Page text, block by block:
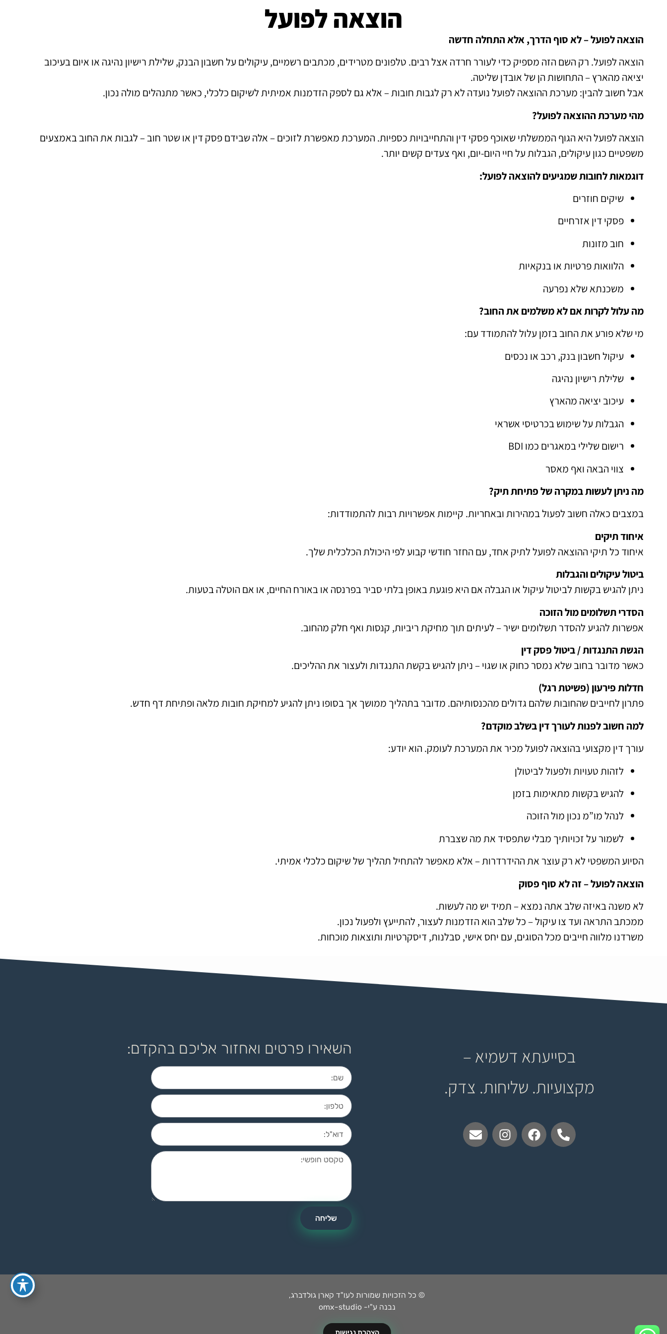
הוצאה לפועל
הוצאה לפועל – לא סוף הדרך, אלא התחלה חדשה
הוצאה לפועל. רק השם הזה מספיק כדי לעורר חרדה אצל רבים. טלפונים מטרידים, מכתבים רשמיים, עיקולים על חשבון הבנק, שלילת רישיון נהיגה או איום בעיכוב
יציאה מהארץ – התחושות הן של אובדן שליטה.
אבל חשוב להבין: מערכת ההוצאה לפועל נועדה לא רק לגבות חובות – אלא גם לספק הזדמנות אמיתית לשיקום כלכלי, כאשר מתנהלים מולה נכון.
מהי מערכת ההוצאה לפועל?
הוצאה לפועל היא הגוף הממשלתי שאוכף פסקי דין והתחייבויות כספיות. המערכת מאפשרת לזוכים – אלה שבידם פסק דין או שטר חוב – לגבות את החוב באמצעים
משפטיים כגון עיקולים, הגבלות על חיי היום-יום, ואף צעדים קשים יותר.
דוגמאות לחובות שמגיעים להוצאה לפועל:
שיקים חוזרים
פסקי דין אזרחיים
חוב מזונות
הלוואות פרטיות או בנקאיות
משכנתא שלא נפרעה
מה עלול לקרות אם לא משלמים את החוב?
מי שלא פורע את החוב בזמן עלול להתמודד עם:
עיקול חשבון בנק, רכב או נכסים
שלילת רישיון נהיגה
עיכוב יציאה מהארץ
הגבלות על שימוש בכרטיסי אשראי
רישום שלילי במאגרים כמו BDI
צווי הבאה ואף מאסר
מה ניתן לעשות במקרה של פתיחת תיק?
במצבים כאלה חשוב לפעול במהירות ובאחריות. קיימות אפשרויות רבות להתמודדות:
איחוד תיקים
איחוד כל תיקי ההוצאה לפועל לתיק אחד, עם החזר חודשי קבוע לפי היכולת הכלכלית שלך.
ביטול עיקולים והגבלות
ניתן להגיש בקשות לביטול עיקול או הגבלה אם היא פוגעת באופן בלתי סביר בפרנסה או באורח החיים, או אם הוטלה בטעות.
הסדרי תשלומים מול הזוכה
אפשרות להגיע להסדר תשלומים ישיר – לעיתים תוך מחיקת ריביות, קנסות ואף חלק מהחוב.
הגשת התנגדות / ביטול פסק דין
כאשר מדובר בחוב שלא נמסר כחוק או שגוי – ניתן להגיש בקשת התנגדות ולעצור את ההליכים.
חדלות פירעון (פשיטת רגל)
פתרון לחייבים שהחובות שלהם גדולים מהכנסותיהם. מדובר בתהליך ממושך אך בסופו ניתן להגיע למחיקת חובות מלאה ופתיחת דף חדש.
למה חשוב לפנות לעורך דין בשלב מוקדם?
עורך דין מקצועי בהוצאה לפועל מכיר את המערכת לעומק. הוא יודע:
לזהות טעויות ולפעול לביטולן
להגיש בקשות מתאימות בזמן
לנהל מו”מ נכון מול הזוכה
לשמור על זכויותיך מבלי שתפסיד את מה שצברת
הסיוע המשפטי לא רק עוצר את ההידרדרות – אלא מאפשר להתחיל תהליך של שיקום כלכלי אמיתי.
הוצאה לפועל – זה לא סוף פסוק
לא משנה באיזה שלב אתה נמצא – תמיד יש מה לעשות.
ממכתב התראה ועד צו עיקול – כל שלב הוא הזדמנות לעצור, להתייעץ ולפעול נכון.
משרדנו מלווה חייבים מכל הסוגים, עם יחס אישי, סבלנות, דיסקרטיות ותוצאות מוכחות.
בסייעתא דשמיא –
מקצועיות. שליחות. צדק.
השאירו פרטים ואחזור אליכם בהקדם:
שליחה
© כל הזכויות שמורות לעו"ד קארן גולדברג,
נבנה ע"י- omx-studio